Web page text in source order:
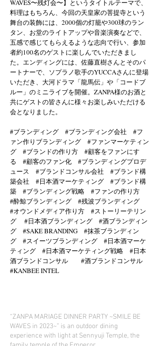
WAVES〜残灯会〜】というタイトルテーマで、
料理はもちろん、今回の天皇家の菩提寺という
舞台の装飾には、2000個の灯籠や300球のラン
タン、お堂のライトアップや音楽演奏などで、
五感で感じてもらえるような志向で行い、参加
者約100名のゲストに楽しんでいただきまし
た。エンディングには、佐藤直樹さんとそのパ
ートナーで、ソプラノ歌手のYUCCAさんに登場
いただき、大河ドラマ「龍馬伝」や「コードブ
ルー」のミニライブを開催。ZANPA様のお酒と
共にゲストの皆さんに様々お楽しみいただける
会となりました。
#ブランディング #ブランディング会社 #フ
ァン作りブランディング #ファンマーケティン
グ #ブランドの作り方 #顧客をファンにす
る #顧客のファン化 #ブランディングプロデ
ュース #ブランドコンサル会社 #ブランド構
築会社 #日本酒マーケティング #ブランド構
築 #ブランディング戦略 #ファンの作り方
#酔鯨ブランディング #残波ブランディング
#オウンドメディア作り方 #ストーリーテリン
グ #日本酒ブランディング #酒ブランディン
グ #SAKE BRANDING #抹茶ブランディン
グ #スイーツブランディング #日本酒マーケ
ティング #日本酒マーケティング戦略 #日本
酒ブランドコンサル #酒ブランドコンサル
#KANBEE INTEL
“ZANPA MARIAGE DINNER PARTY ~SMILE BE
WAVES in 2023~” is an outdoor dining
experience with light at Sennyuji Temple, the